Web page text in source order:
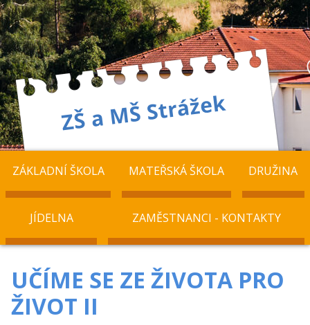
ZÁKLADNÍ ŠKOLA MATEŘSKÁ ŠKOLA DRUŽINA
JÍDELNA ZAMĚSTNANCI - KONTAKTY
UČÍME SE ZE ŽIVOTA PRO
ŽIVOT II